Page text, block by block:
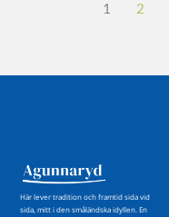
1 2
Här lever tradition och framtid sida vid
sida, mitt i den småländska idyllen. En